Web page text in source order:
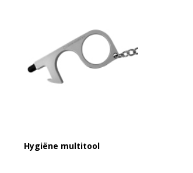
Hygiëne multitool